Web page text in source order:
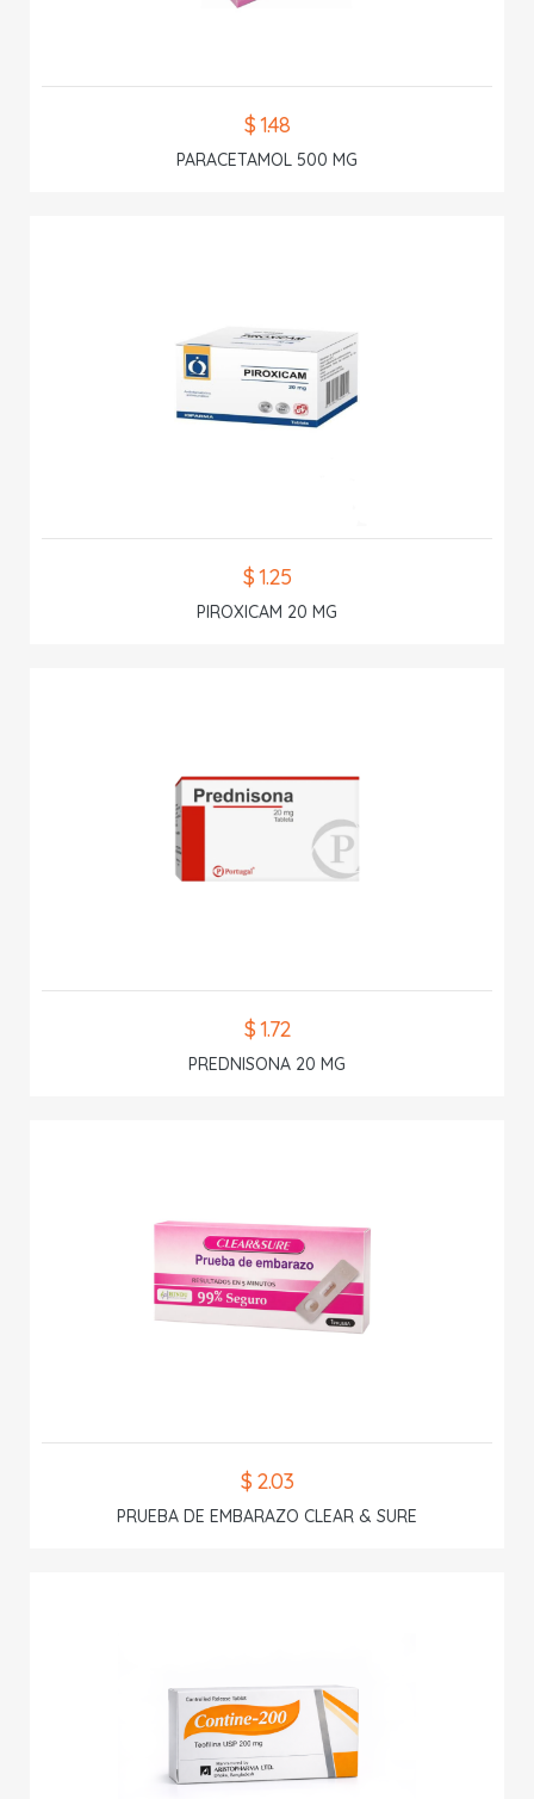
$ 1.48
PARACETAMOL 500 MG
$ 1.25
PIROXICAM 20 MG
$ 1.72
PREDNISONA 20 MG
$ 2.03
PRUEBA DE EMBARAZO CLEAR & SURE